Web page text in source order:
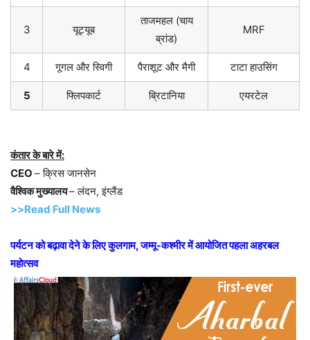
3 यूट्यूब
ताजमहल (चाय
ब्रांड)
MRF
4 गूगल और स्विगी पैराशूट और मैगी टाटा हाउसिंग
5 फ्लिपकार्ट ब्रिटानिया एयरटेल
कंतार के बारे में:
CEO – क्रिस जानसेन
वैश्विक मुख्यालय– लंदन, इंग्लैंड
>>Read Full News
पर्यटन को बढ़ावा देने के लिए कुलगाम, जम्मू-कश्मीर में आयोजित पहला अहरबल
महोत्सव